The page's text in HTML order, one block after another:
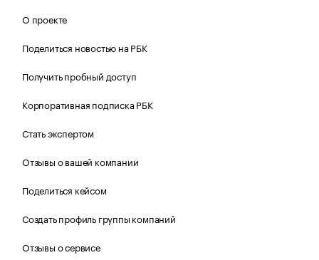
О проекте
Поделиться новостью на РБК
Получить пробный доступ
Корпоративная подписка РБК
Стать экспертом
Отзывы о вашей компании
Поделиться кейсом
Создать профиль группы компаний
Отзывы о сервисе